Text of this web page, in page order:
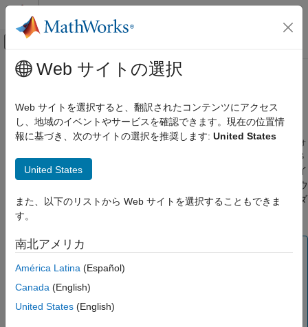
コンテンツへスキップ
オフキャンバス ナビゲーション メ
ドキュメンテーションのホーム
環境と設定
起動と終了
MATLAB 起動フォルダー
項目一覧
起動フォルダーの変更
参考
メインコンテンツ
MATLAB 起動フォルダー
既定の起動フォルダー
既定では、MATLAB ® は MATLAB の起動方法に基づいて起動フォ
ルダーを設定します。起動フォルダーを特定するには、MATLAB
を起動してからすぐ、他のコマンドを入力する前にコマンド ライ
」と入力します。起動フォルダーは、[設定] ウィンドウ
の
[一般設定] オプションを使用して変更できます。このフォルダ
メモ
startup.mファイルが現在のフォルダーを変更している場
合は、この値が初期作業フォルダーの値をオーバーライド
ください。ユーザー定義オプションの詳細については、
Web サイトの選択
Web サイトを選択すると、翻訳されたコンテンツにアクセス
し、地域のイベントやサービスを確認できます。現在の位置情
報に基づき、次のサイトの選択を推奨します: United States
United States
また、以下のリストから Web サイトを選択することもできま
す。
南北アメリカ
América Latina (Español)
Canada (English)
United States (English)